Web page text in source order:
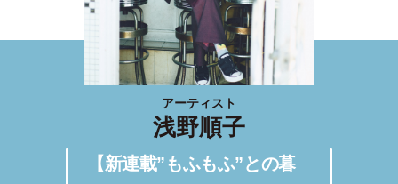
アーティスト
浅野順子
【新連載”もふもふ”との暮